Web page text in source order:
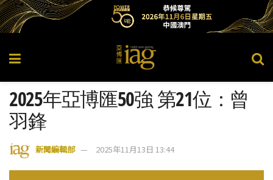
2025年亞博匯50強 第21位：曾
羽鋒
新聞編輯部 2025年11月13日 13:44